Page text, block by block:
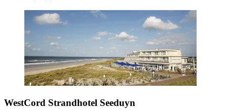
WestCord Strandhotel Seeduyn